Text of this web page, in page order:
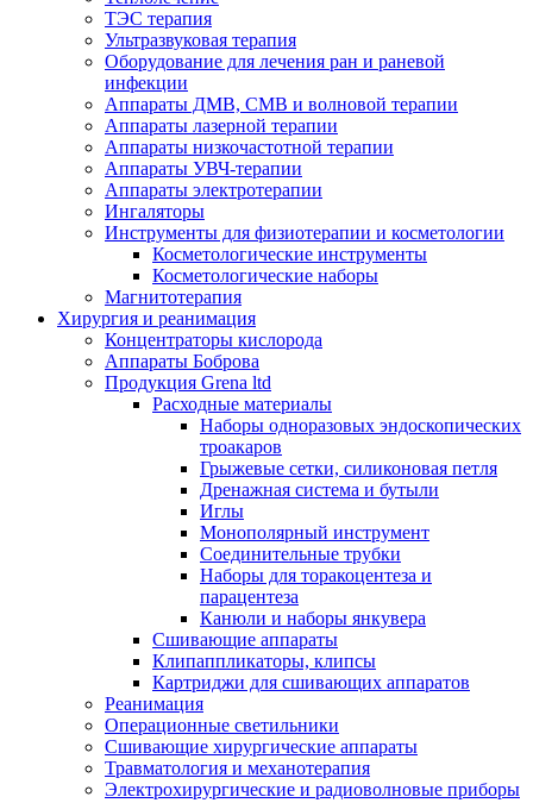
ТЭС терапия
Ультразвуковая терапия
Оборудование для лечения ран и раневой
инфекции
Аппараты ДМВ, СМВ и волновой терапии
Аппараты лазерной терапии
Аппараты низкочастотной терапии
Аппараты УВЧ-терапии
Аппараты электротерапии
Ингаляторы
Инструменты для физиотерапии и косметологии
Косметологические инструменты
Косметологические наборы
Магнитотерапия
Хирургия и реанимация
Концентраторы кислорода
Аппараты Боброва
Продукция Grena ltd
Расходные материалы
Наборы одноразовых эндоскопических
троакаров
Грыжевые сетки, силиконовая петля
Дренажная система и бутыли
Иглы
Монополярный инструмент
Соединительные трубки
Наборы для торакоцентеза и
парацентеза
Канюли и наборы янкувера
Сшивающие аппараты
Клипаппликаторы, клипсы
Картриджи для сшивающих аппаратов
Реанимация
Операционные светильники
Сшивающие хирургические аппараты
Травматология и механотерапия
Электрохирургические и радиоволновые приборы